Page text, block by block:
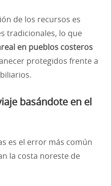
de los recursos es
tradicionales, lo que
en pueblos costeros
protegidos frente a
basándote en el
es el error más común
la costa noreste de